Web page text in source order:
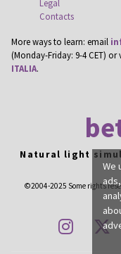
Legal
Contacts
More ways to learn: email
(Monday-Friday: 9-4 CET) or
ITALIA.
Natural light
©2004-2025 Some rights
We